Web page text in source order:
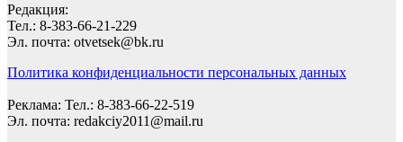
Редакция:
Тел.: 8-383-66-21-229
Эл. почта: otvetsek@bk.ru
Политика конфиденциальности персональных данных
Реклама: Тел.: 8-383-66-22-519
Эл. почта: redakciy2011@mail.ru